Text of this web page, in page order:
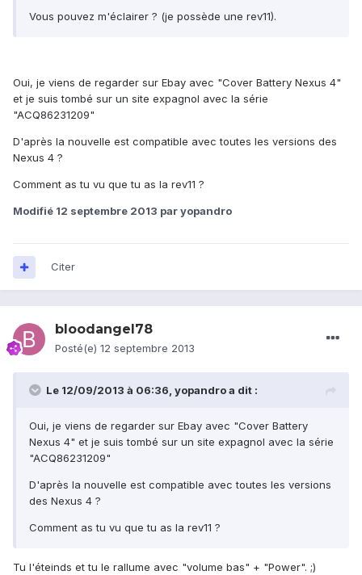
Vous pouvez m'éclairer ? (je possède une rev11).
Oui, je viens de regarder sur Ebay avec "Cover Battery Nexus 4"
et je suis tombé sur un site expagnol avec la série
"ACQ86231209"
D'après la nouvelle est compatible avec toutes les versions des
Nexus 4 ?
Comment as tu vu que tu as la rev11 ?
Modifié 12 septembre 2013 par yopandro
Citer
bloodangel78
Posté(e) 12 septembre 2013
Le 12/09/2013 à 06:36, yopandro a dit :
Oui, je viens de regarder sur Ebay avec "Cover Battery
Nexus 4" et je suis tombé sur un site expagnol avec la série
"ACQ86231209"
D'après la nouvelle est compatible avec toutes les versions
des Nexus 4 ?
Comment as tu vu que tu as la rev11 ?
Tu l'éteinds et tu le rallume avec "volume bas" + "Power". ;)